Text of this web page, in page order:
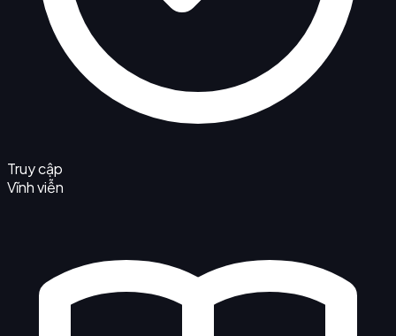
Truy cập
Vĩnh viễn